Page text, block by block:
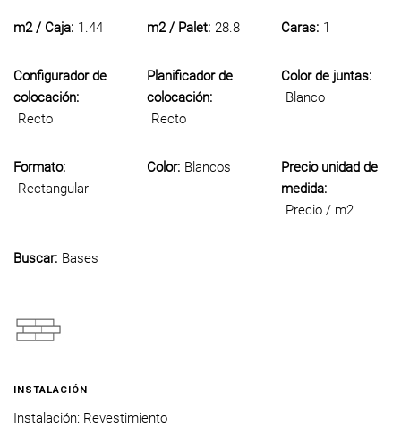
m2 / Caja: 1.44 m2 / Palet: 28.8 Caras: 1
Configurador de
colocación:
Recto
Planificador de
colocación:
Recto
Color de juntas:
Blanco
Formato:
Rectangular
Color: Blancos
Precio unidad de
medida:
Precio / m2
Buscar: Bases
INSTALACIÓN
Instalación: Revestimiento